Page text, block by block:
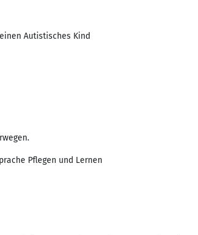
Autistisches Kind
Pflegen und Lernen